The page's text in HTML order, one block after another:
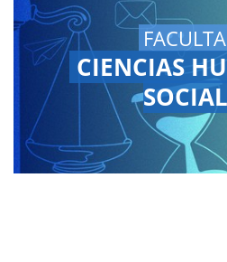
CIENCIAS